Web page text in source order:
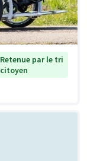
Retenue par le tri
citoyen